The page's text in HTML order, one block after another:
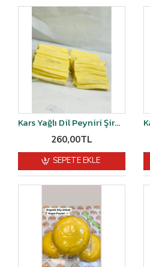
Kars Yağlı Dil Peyniri Şirden Mayalı 500 gr
260,00TL
SEPETE EKLE